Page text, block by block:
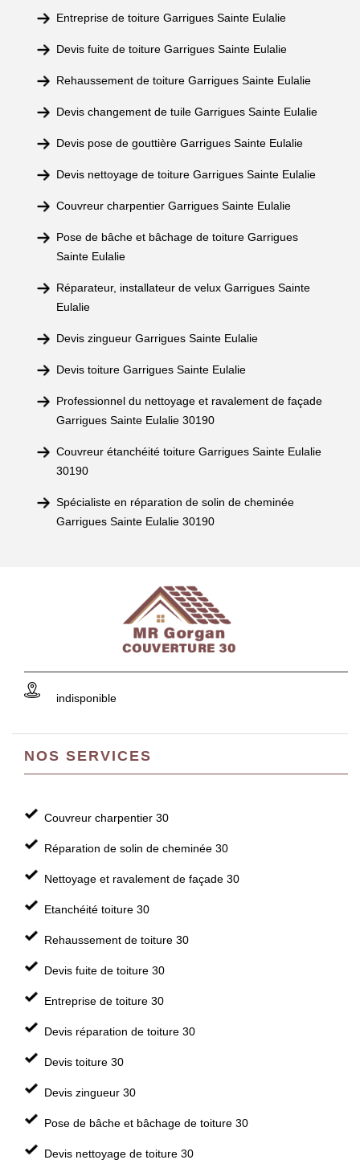
Entreprise de toiture Garrigues Sainte Eulalie
Devis fuite de toiture Garrigues Sainte Eulalie
Rehaussement de toiture Garrigues Sainte Eulalie
Devis changement de tuile Garrigues Sainte Eulalie
Devis pose de gouttière Garrigues Sainte Eulalie
Devis nettoyage de toiture Garrigues Sainte Eulalie
Couvreur charpentier Garrigues Sainte Eulalie
Pose de bâche et bâchage de toiture Garrigues
Sainte Eulalie
Réparateur, installateur de velux Garrigues Sainte
Eulalie
Devis zingueur Garrigues Sainte Eulalie
Devis toiture Garrigues Sainte Eulalie
Professionnel du nettoyage et ravalement de façade
Garrigues Sainte Eulalie 30190
Couvreur étanchéité toiture Garrigues Sainte Eulalie
30190
Spécialiste en réparation de solin de cheminée
Garrigues Sainte Eulalie 30190
indisponible
NOS SERVICES
Couvreur charpentier 30
Réparation de solin de cheminée 30
Nettoyage et ravalement de façade 30
Etanchéité toiture 30
Rehaussement de toiture 30
Devis fuite de toiture 30
Entreprise de toiture 30
Devis réparation de toiture 30
Devis toiture 30
Devis zingueur 30
Pose de bâche et bâchage de toiture 30
Devis nettoyage de toiture 30